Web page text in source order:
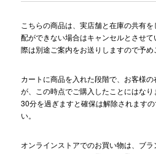
こちらの商品は、実店舗と在庫の共有
配ができない場合はキャンセルとさせ
際は別途ご案内をお送りしますので予め
カートに商品を入れた段階で、お客様
が、この時点でご購入したことにはなり
30分を過ぎますと確保は解除されます
い。
オンラインストアでのお買い物は、ブ